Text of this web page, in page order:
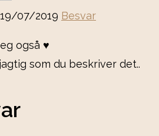
19/07/2019 Besvar
også ♥️
som du beskriver det..